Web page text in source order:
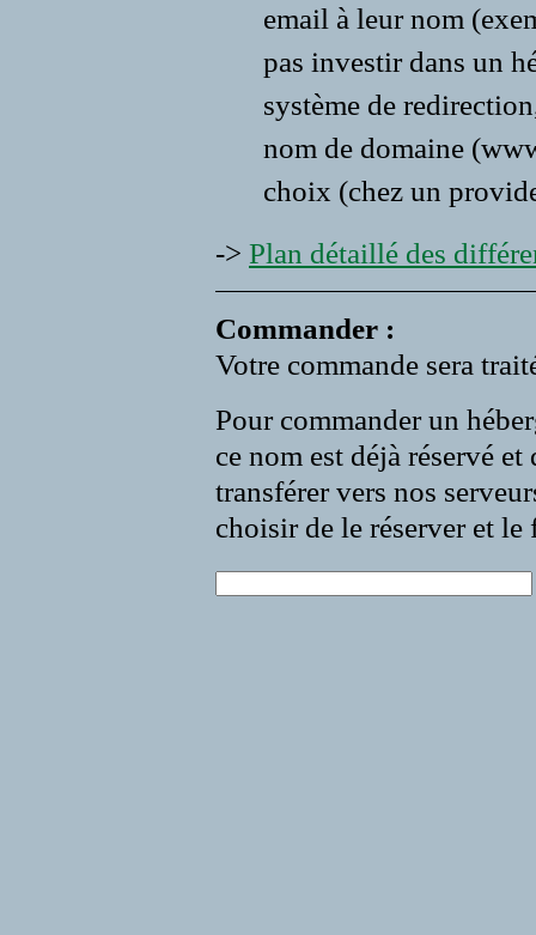
email à leur nom
pas investir dans un
système de
nom de domaine
choix (chez un
-> Plan détaillé des
Commander :
Votre commande sera
Pour commander un
ce nom est déjà réservé
transférer vers nos
choisir de le réserver et